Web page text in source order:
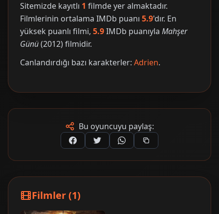
Sitemizde kayıtlı 1 filmde yer almaktadır.
Filmlerinin ortalama IMDb puanı 5.9'dır. En
yüksek puanlı filmi, 5.9IMDb puanıyla Mahşer
Günü(2012) filmidir.
Canlandırdığı bazı karakterler: Adrien.
Bu oyuncuyu paylaş:
Filmler (1)